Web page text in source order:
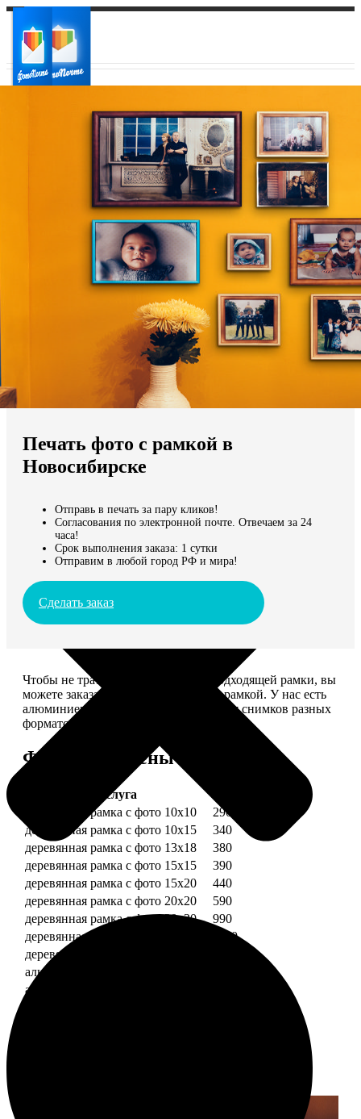
Ваш регион доставки
Выберите из списка:
Мы доставляем по всему миру
Продолжить без города
Печать фото с рамкой в
Новосибирске
Отправь в печать за пару кликов!
Согласования по электронной почте. Отвечаем за 24
часа!
Срок выполнения заказа: 1 сутки
Отправим в любой город РФ и мира!
Сделать заказ
Чтобы не тратить время на поиск подходящей рамки, вы
можете заказать печать фото сразу с рамкой. У нас есть
алюминиевые и деревянные рамки для снимков разных
форматов.
Форматы и цены
Услуга
деревянная рамка с фото 10х10
290
деревянная рамка с фото 10х15
340
деревянная рамка с фото 13х18
380
деревянная рамка с фото 15х15
390
деревянная рамка с фото 15х20
440
деревянная рамка с фото 20х20
590
деревянная рамка с фото 20х30
990
деревянная рамка с фото 30х30
1190
деревянная рамка с фото 30х40
алюминиевая рамка с фото 10х15
алюминиевая рамка с фото 20х30